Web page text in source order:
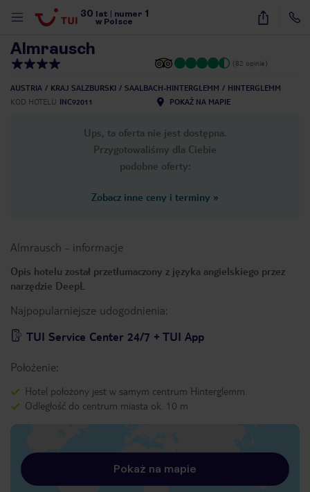
30 lat numer 1
w Polsce
28
Almrausch
(82 opinie)
AUSTRIA KRAJ SALZBURSKI SAALBACH-HINTERGLEMM
HINTERGLEMM
KOD HOTELU INC92011 POKAŻ NA MAPIE
Ups, ta oferta nie jest dostępna.
Przygotowaliśmy dla Ciebie
podobne oferty:
Zobacz inne ceny i terminy »
Almrausch - informacje
Opis hotelu został przetłumaczony z języka angielskiego przez
narzędzie DeepL
Najpopularniejsze udogodnienia:
TUI Service Center 24/7 + TUI App
Położenie:
Hotel położony jest w samym centrum Hinterglemm.
Odległość do centrum miasta ok. 10 m
Pokaż na mapie